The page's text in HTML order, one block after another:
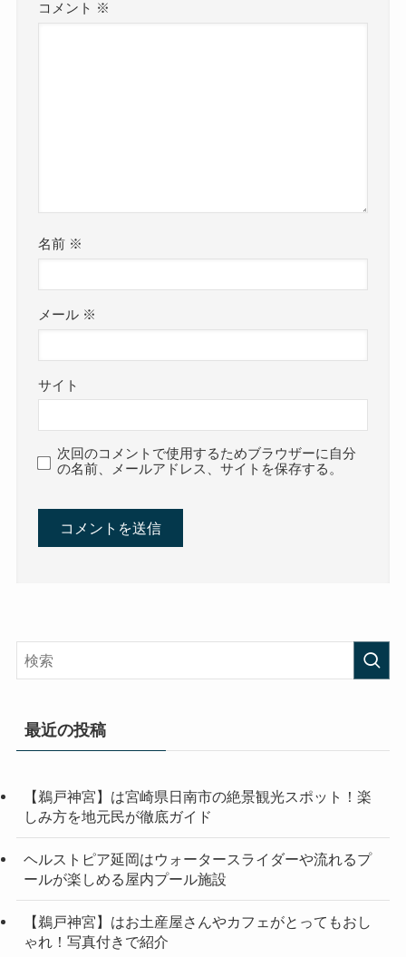
コメント ※
名前 ※
メール ※
サイト
次回のコメントで使用するためブラウザーに自分
の名前、メールアドレス、サイトを保存する。
最近の投稿
【鵜戸神宮】は宮崎県日南市の絶景観光スポット！楽
しみ方を地元民が徹底ガイド
ヘルストピア延岡はウォータースライダーや流れるプ
ールが楽しめる屋内プール施設
【鵜戸神宮】はお土産屋さんやカフェがとってもおし
ゃれ！写真付きで紹介